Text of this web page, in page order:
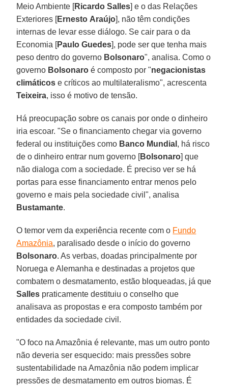
Meio Ambiente [Ricardo Salles] e o das Relações
Exteriores [Ernesto Araújo], não têm condições
internas de levar esse diálogo. Se cair para o da
Economia [Paulo Guedes], pode ser que tenha mais
peso dentro do governo Bolsonaro", analisa. Como o
governo Bolsonaro é composto por "negacionistas
climáticos e críticos ao multilateralismo", acrescenta
Teixeira, isso é motivo de tensão.
Há preocupação sobre os canais por onde o dinheiro
iria escoar. "Se o financiamento chegar via governo
federal ou instituições como Banco Mundial , há risco
de o dinheiro entrar num governo [Bolsonaro] que
não dialoga com a sociedade. É preciso ver se há
portas para esse financiamento entrar menos pelo
governo e mais pela sociedade civil", analisa
Bustamante.
O temor vem da experiência recente com o Fundo
Amazônia, paralisado desde o início do governo
Bolsonaro. As verbas, doadas principalmente por
Noruega e Alemanha e destinadas a projetos que
combatem o desmatamento, estão bloqueadas, já que
Salles praticamente destituiu o conselho que
analisava as propostas e era composto também por
entidades da sociedade civil.
"O foco na Amazônia é relevante, mas um outro ponto
não deveria ser esquecido: mais pressões sobre
sustentabilidade na Amazônia não podem implicar
pressões de desmatamento em outros biomas. É